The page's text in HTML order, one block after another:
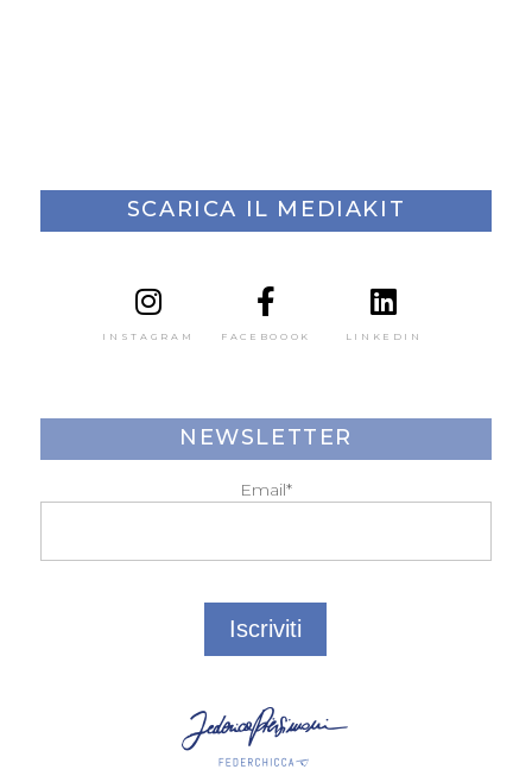
SCARICA IL MEDIAKIT
INSTAGRAM FACEBOOOK LINKEDIN
NEWSLETTER
Email*